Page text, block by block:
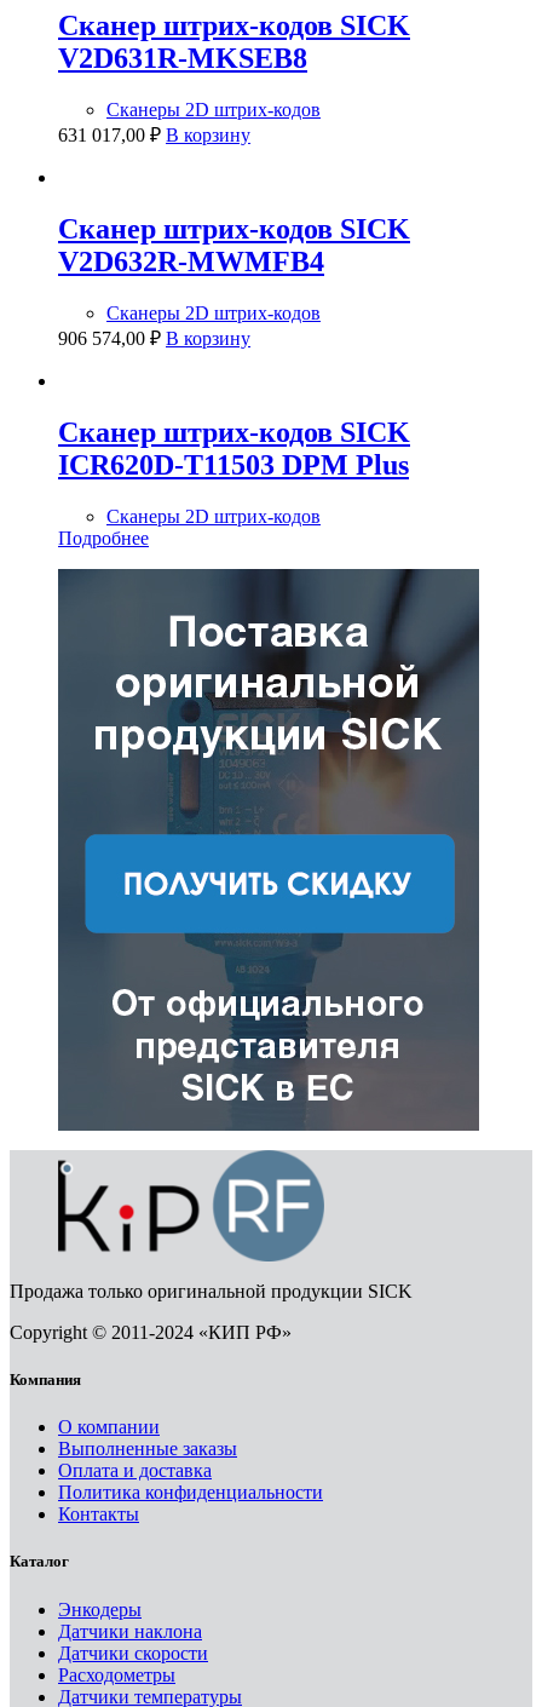
Сканер штрих-кодов SICK
V2D631R-MKSEB8
Сканеры 2D штрих-кодов
631 017,00 ₽ В корзину
Сканер штрих-кодов SICK
V2D632R-MWMFB4
Сканеры 2D штрих-кодов
906 574,00 ₽ В корзину
Сканер штрих-кодов SICK
ICR620D-T11503 DPM Plus
Сканеры 2D штрих-кодов
Подробнее
Продажа только оригинальной продукции SICK
Copyright © 2011-2024 «КИП РФ»
Компания
О компании
Выполненные заказы
Оплата и доставка
Политика конфиденциальности
Контакты
Каталог
Энкодеры
Датчики наклона
Датчики скорости
Расходометры
Датчики температуры